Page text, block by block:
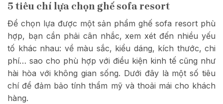
5 tiêu chí lựa chọn ghế sofa resort
Để chọn lựa được một sản phẩm ghế sofa resort phù
hợp, bạn cần phải cân nhắc, xem xét đến nhiều yếu
tố khác nhau: về màu sắc, kiểu dáng, kích thước, chi
phí… sao cho phù hợp với điều kiện kinh tế cũng như
hài hòa với không gian sống. Dưới đây là một số tiêu
chí để đảm bảo tính thẩm mỹ và thoải mái cho khách
hàng.